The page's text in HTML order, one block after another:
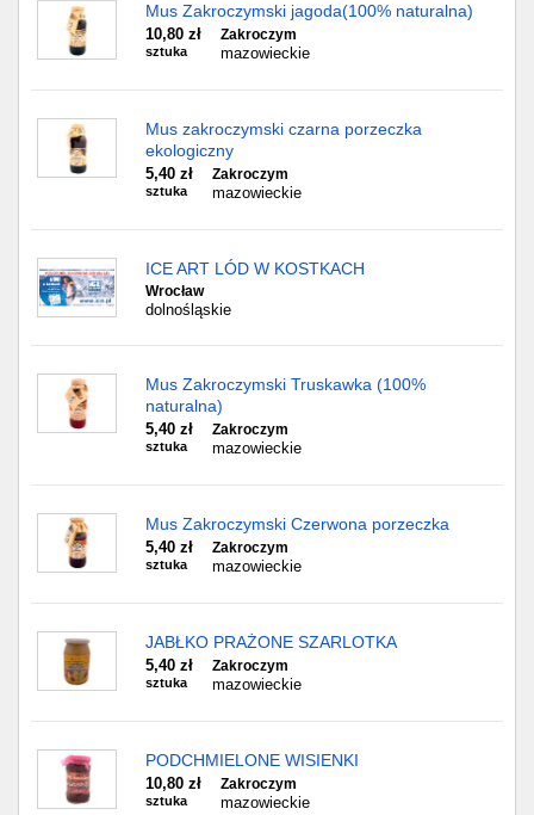
Mus Zakroczymski jagoda(100% naturalna)
10,80 zł
sztuka
Zakroczym
mazowieckie
Mus zakroczymski czarna porzeczka
ekologiczny
5,40 zł
sztuka
Zakroczym
mazowieckie
ICE ART LÓD W KOSTKACH
Wrocław
dolnośląskie
Mus Zakroczymski Truskawka (100%
naturalna)
5,40 zł
sztuka
Zakroczym
mazowieckie
Mus Zakroczymski Czerwona porzeczka
5,40 zł
sztuka
Zakroczym
mazowieckie
JABŁKO PRAŻONE SZARLOTKA
5,40 zł
sztuka
Zakroczym
mazowieckie
PODCHMIELONE WISIENKI
10,80 zł
sztuka
Zakroczym
mazowieckie